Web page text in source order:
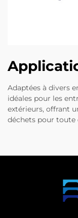
Adaptées à divers
idéales pour les
extérieurs, offrant
déchets pour toute